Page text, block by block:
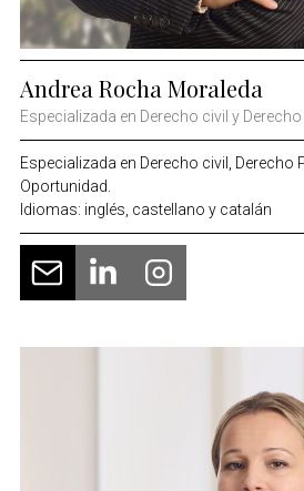
Andrea Rocha Moraleda
Especializada en Derecho civil y Derecho
Especializada en Derecho civil, Derecho
Oportunidad.
Idiomas: inglés, castellano y catalán